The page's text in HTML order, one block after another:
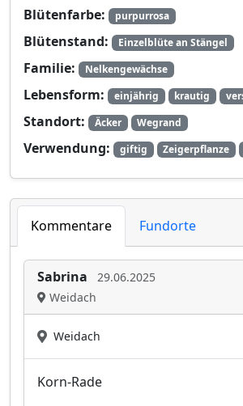
Blütenfarbe:
purpurrosa
Blütenstand: Einzelblüte an Stängel
Familie: Nelkengewächse
Lebensform: einjährig krautig
Standort: Äcker Wegrand
Verwendung: giftig Zeigerpflanze
Kommentare Fundorte
Sabrina
29.06.2025
Weidach
Weidach
Korn-Rade